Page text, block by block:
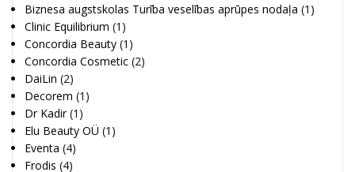
Biznesa augstskolas Turība veselības aprūpes nodaļa (1)
Clinic Equilibrium (1)
Concordia Beauty (1)
Concordia Cosmetic (2)
DaiLin (2)
Decorem (1)
Dr Kadir (1)
Elu Beauty OÜ (1)
Eventa (4)
Frodis (4)